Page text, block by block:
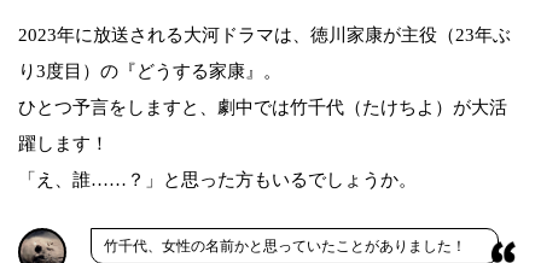
2023年に放送される大河ドラマは、徳川家康が主役（23年ぶ
り3度目）の『どうする家康』。
ひとつ予言をしますと、劇中では竹千代（たけちよ）が大活
躍します！
「え、誰……？」と思った方もいるでしょうか。
竹千代、女性の名前かと思っていたことがありました！